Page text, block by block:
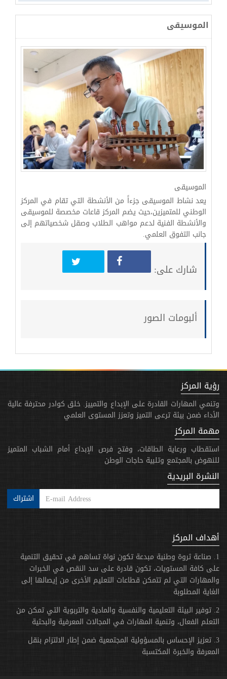
الموسيقى
الموسيقى
يعد نشاط الموسيقى جزءاً من الأنشطة التي تقام في المركز
الوطني للمتميزين،حيث يضم المركز قاعات مخصصة للموسيقى
والأنشطة الفنية لدعم مواهب الطلاب وصقل شخصياتهم إلى
جانب التفوق العلمي.
شارك على:
ألبومات الصور
رؤية المركز
وتنمي المهارات القادرة على الإبداع والتمييز. خلق كوادر محترفة عالية
الأداء ضمن بيئة ترعى التميز وتعزز المستوى العلمي
مهمة المركز
استقطاب ورعاية الطاقات، وفتح فرص الإبداع أمام الشباب المتميز
للنهوض بالمجتمع وتلبية حاجات الوطن
النشرة البريدية
اشتراك
أهداف المركز
1. صناعة ثروة وطنية مبدعة تكون نواة تساهم في تحقيق التنمية
على كافة المستويات، تكون قادرة على سد النقص في الخبرات
والمهارات التي لم تتمكن قطاعات التعليم الأخرى من إيصالها إلى
الغاية المطلوبة
2. توفير البيئة التعليمية والنفسية والمادية والتربوية التي تمكن من
التعلم الفعال، وتنمية المهارات في المجالات المعرفية والبحثية
3. تعزيز الإحساس بالمسؤولية المجتمعية ضمن إطار الالتزام بنقل
المعرفة والخبرة المكتسبة